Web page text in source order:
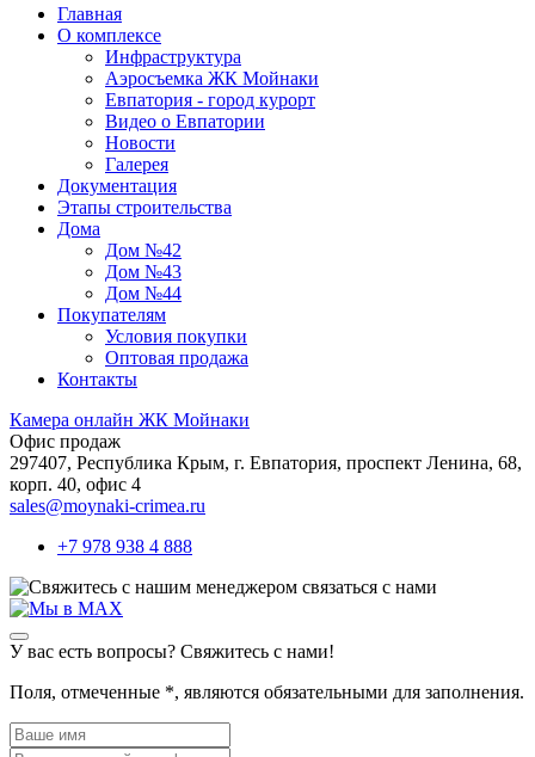
Главная
О комплексе
Инфраструктура
Аэросъемка ЖК Мойнаки
Евпатория - город курорт
Видео о Евпатории
Новости
Галерея
Документация
Этапы строительства
Дома
Дом №42
Дом №43
Дом №44
Покупателям
Условия покупки
Оптовая продажа
Контакты
Камера онлайн ЖК Мойнаки
Офис продаж
297407, Республика Крым, г. Евпатория, проспект Ленина, 68,
корп. 40, офис 4
sales@moynaki-crimea.ru
+7 978 938 4 888
связаться с нами
У вас есть вопросы? Свяжитесь с нами!
Поля, отмеченные *, являются обязательными для заполнения.